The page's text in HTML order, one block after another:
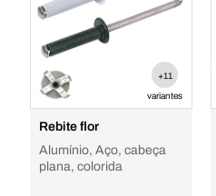
+11
variantes
Rebite flor
Alumínio, Aço, cabeça
plana, colorida